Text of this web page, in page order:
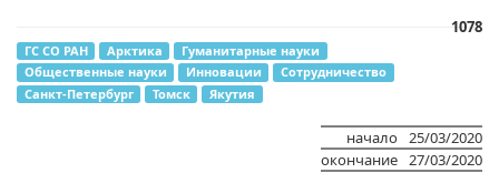
1078
ГС СО РАН Арктика
Гуманитарные науки
Общественные науки
Инновации
Сотрудничество
Санкт-Петербург
Томск Якутия
начало 25/03/2020
окончание 27/03/2020